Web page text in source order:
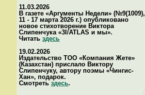
11.03.2026
В газете «Аргументы Недели» (№9(1009),
11 - 17 марта 2026 г.) опубликовано
новое стихотворение Виктора
Слипенчука «3I/ATLAS и мы».
Читать здесь
19.02.2026
Издательство ТОО «Компания Жете»
(Казахстан) прислало Виктору
Слипенчуку, автору поэмы «Чингис-
Хан», подарок.
Смотреть здесь.